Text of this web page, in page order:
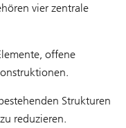
vier zentrale
offene
Strukturen
reduzieren.